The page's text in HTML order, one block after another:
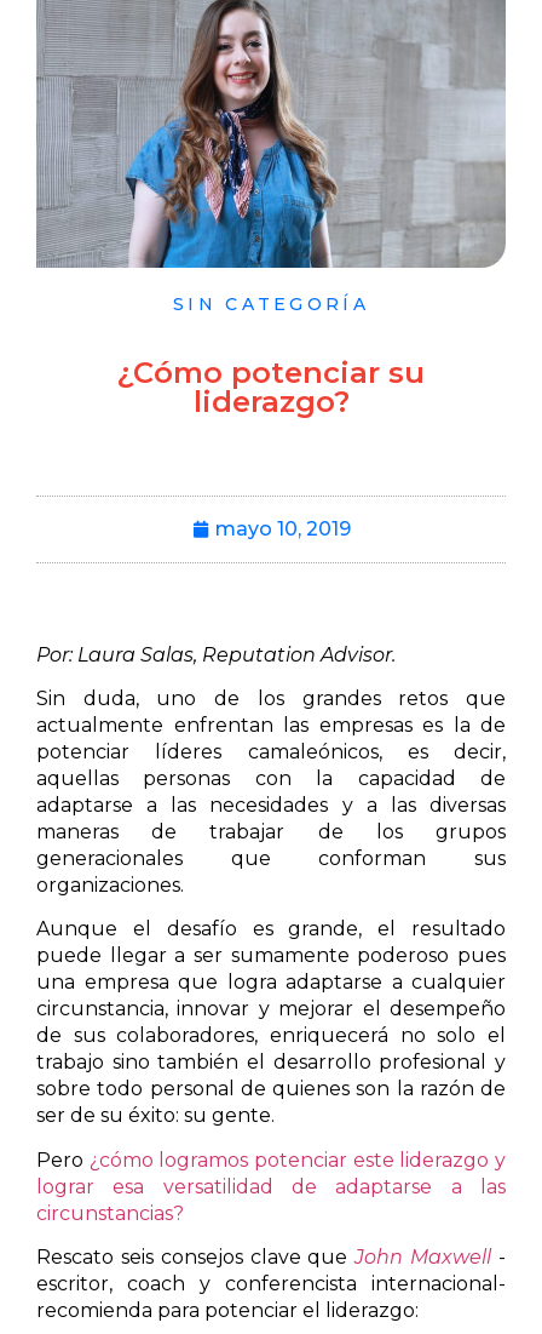
SIN CATEGORÍA
¿Cómo potenciar su
liderazgo?
mayo 10, 2019
Por: Laura Salas, Reputation Advisor.
Sin duda, uno de los grandes retos que
actualmente enfrentan las empresas es la de
potenciar líderes camaleónicos, es decir,
aquellas personas con la capacidad de
adaptarse a las necesidades y a las diversas
maneras de trabajar de los grupos
generacionales que conforman sus
organizaciones.
Aunque el desafío es grande, el resultado
puede llegar a ser sumamente poderoso pues
una empresa que logra adaptarse a cualquier
circunstancia, innovar y mejorar el desempeño
de sus colaboradores, enriquecerá no solo el
trabajo sino también el desarrollo profesional y
sobre todo personal de quienes son la razón de
ser de su éxito: su gente.
Pero ¿cómo logramos potenciar este liderazgo y
lograr esa versatilidad de adaptarse a las
circunstancias?
Rescato seis consejos clave queJohn Maxwell-
escritor, coach y conferencista internacional-
recomienda para potenciar el liderazgo: